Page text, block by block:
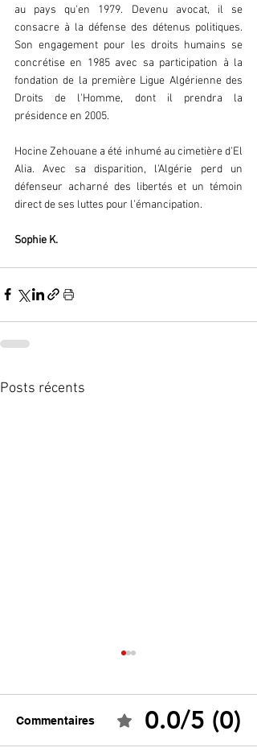
au pays qu'en 1979. Devenu avocat, il se
consacre à la défense des détenus politiques.
Son engagement pour les droits humains se
concrétise en 1985 avec sa participation à la
fondation de la première Ligue Algérienne des
Droits de l'Homme, dont il prendra la
présidence en 2005.
Hocine Zehouane a été inhumé au cimetière d'El
Alia. Avec sa disparition, l'Algérie perd un
défenseur acharné des libertés et un témoin
direct de ses luttes pour l'émancipation.
Sophie K.
Posts récents
Commentaires 0.0/5 (0)